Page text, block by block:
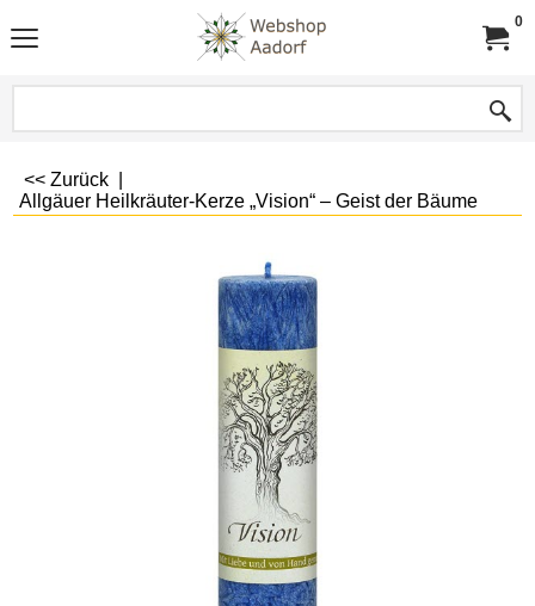
0
<< Zurück
Allgäuer Heilkräuter-Kerze „Vision“ – Geist der Bäume